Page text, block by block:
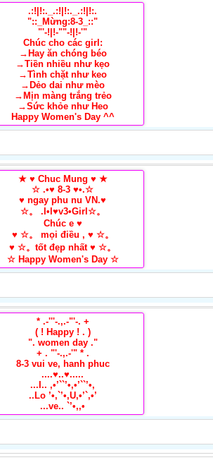
.:!|!:._.:!|!:._.:!|!:.
"::_Mừng:8-3_::"
"'-!|!-""-!|!-'"
Chúc cho các girl:
→Hay ăn chóng béo
→Tiền nhiều như kẹo
→Tình chặt như keo
→Dẻo dai như mèo
→Mịn màng trắng trẻo
→Sức khỏe như Heo
Happy Women's Day ^^
★ ♥ Chuc Mung ♥ ★
☆ .•♥ 8-3 ♥•.☆
♥ ngay phu nu VN.♥
☆。 .I•l♥v3•Girl☆。
Chúc e ♥
♥ ☆。 mọi điều , ♥ ☆。
♥ ☆。tốt đẹp nhất ♥ ☆。
☆ Happy Women's Day ☆
* .-'''-.,.-"'-. +
( ! Happy ! . )
". women day ."
+ . "'-.,.-'" * .
8-3 vui ve, hanh phuc
....♥..♥.....
...I.. ,•’``’•,•’``’•,
..Lo ’•,`’•,U,•’`,•’
...ve.. `’•,,•